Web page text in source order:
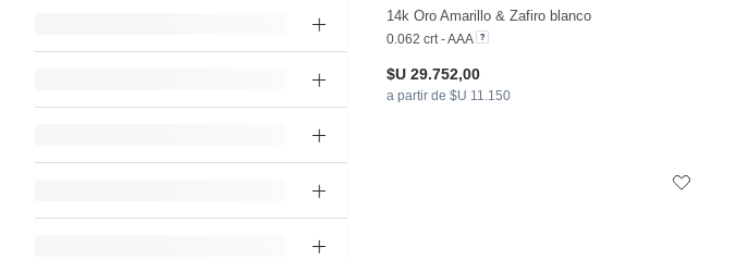
14k Oro Amarillo & Zafiro blanco
0.062 crt - AAA
$U 29.752,00
a partir de $U 11.150